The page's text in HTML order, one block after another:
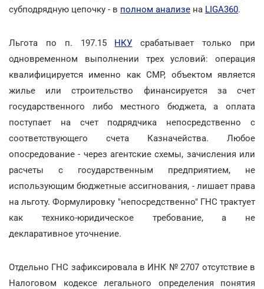
субподрядную цепочку - в полном анализе на LIGA360.
Льгота по п. 197.15 НКУ срабатывает только при
одновременном выполнении трех условий: операция
квалифицируется именно как СМР, объектом является
жилье или строительство финансируется за счет
государственного либо местного бюджета, а оплата
поступает на счет подрядчика непосредственно с
соответствующего счета Казначейства. Любое
опосредование - через агентские схемы, зачисления или
расчеты с государственным предприятием, не
использующим бюджетные ассигнования, - лишает права
на льготу. Формулировку "непосредственно" ГНС трактует
как технико-юридическое требование, а не
декларативное уточнение.
Отдельно ГНС зафиксировала в ИНК № 2707 отсутствие в
Налоговом кодексе легального определения понятия